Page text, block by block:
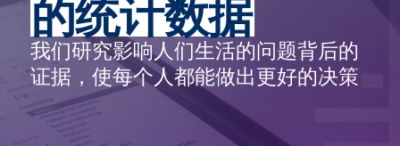
的统计数据
我们研究影响人们生活的问题背后的
证据，使每个人都能做出更好的决策